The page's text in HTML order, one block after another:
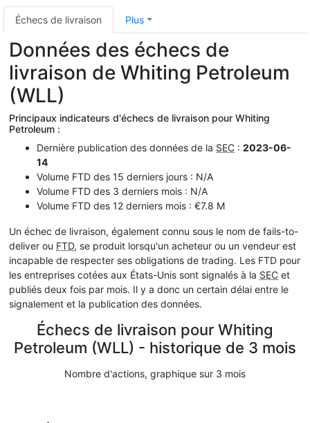
Échecs de livraison Plus
Données des échecs de
livraison de Whiting Petroleum
(WLL)
Principaux indicateurs d'échecs de livraison pour Whiting
Petroleum :
Dernière publication des données de la SEC : 2023-06-
14
Volume FTD des 15 derniers jours : N/A
Volume FTD des 3 derniers mois : N/A
Volume FTD des 12 derniers mois : €7.8 M
Un échec de livraison, également connu sous le nom de fails-to-
deliver ou FTD, se produit lorsqu'un acheteur ou un vendeur est
incapable de respecter ses obligations de trading. Les FTD pour
les entreprises cotées aux États-Unis sont signalés à la SEC et
publiés deux fois par mois. Il y a donc un certain délai entre le
signalement et la publication des données.
Échecs de livraison pour Whiting
Petroleum (WLL) - historique de 3 mois
Nombre d'actions, graphique sur 3 mois